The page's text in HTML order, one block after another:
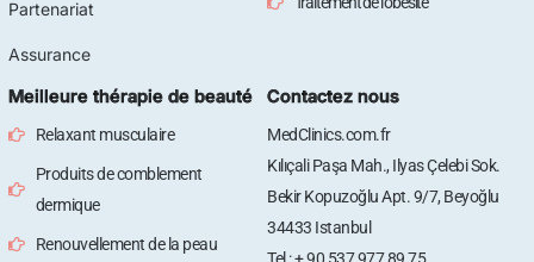
Partenariat
Assurance
Meilleure thérapie de beauté
Relaxant musculaire
Produits de comblement
dermique
Renouvellement de la peau
Contactez nous
MedClinics.com.fr
Kılıçali Paşa Mah., Ilyas Çelebi Sok.
Bekir Kopuzoğlu Apt. 9/7, Beyoğlu
34433 Istanbul